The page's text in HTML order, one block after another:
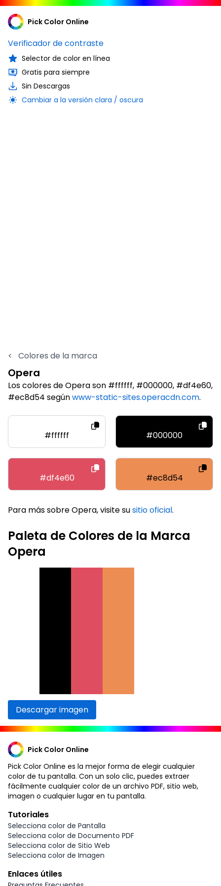
Pick Color Online
Verificador de contraste
Selector de color en línea
Gratis para siempre
Sin Descargas
Cambiar a la versión clara / oscura
< Colores de la marca
Opera
Los colores de Opera son #ffffff, #000000, #df4e60,
#ec8d54 segúnwww-static-sites.operacdn.com.
#ffffff #000000
#df4e60 #ec8d54
Para más sobre Opera, visite susitio oficial.
Paleta de Colores de la Marca
Opera
Descargar imagen
Pick Color Online
Pick Color Online es la mejor forma de elegir cualquier
color de tu pantalla. Con un solo clic, puedes extraer
fácilmente cualquier color de un archivo PDF, sitio web,
imagen o cualquier lugar en tu pantalla.
Tutoriales
Selecciona color de Pantalla
Selecciona color de Documento PDF
Selecciona color de Sitio Web
Selecciona color de Imagen
Enlaces útiles